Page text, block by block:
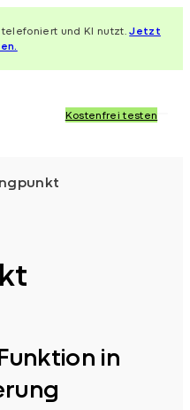
und KI nutzt.Jetzt
Kostenfrei testen
in